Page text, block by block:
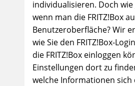
individualisieren. Doch
wenn man die FRITZ!Box
Benutzeroberfläche? Wir
wie Sie den FRITZ!Box-
die FRITZ!Box einloggen
Einstellungen dort zu
welche Informationen sich